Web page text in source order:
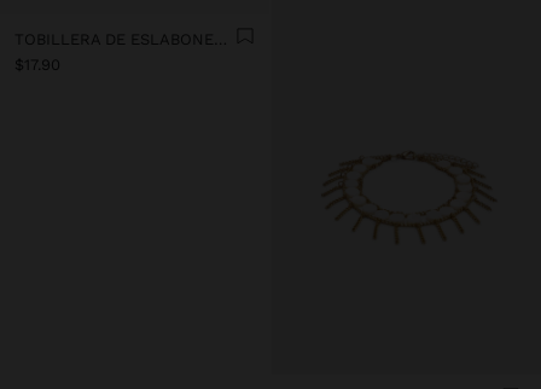
TOBILLERA DE ESLABONES CON PIEDRAS
$17.90